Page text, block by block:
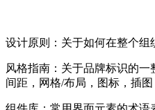
设计原则：关于如何在整个组
风格指南：关于品牌标识的一
间距，网格/布局，图标，插图